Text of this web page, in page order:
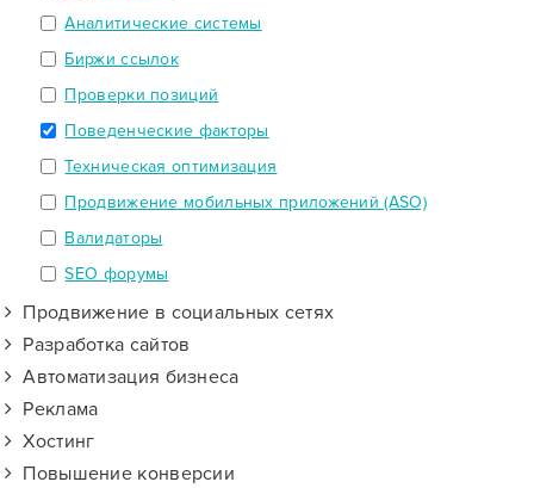
Аналитические системы
Биржи ссылок
Проверки позиций
Поведенческие факторы
Техническая оптимизация
Продвижение мобильных приложений (ASO)
Валидаторы
SEO форумы
Продвижение в социальных сетях
Разработка сайтов
Автоматизация бизнеса
Реклама
Хостинг
Повышение конверсии